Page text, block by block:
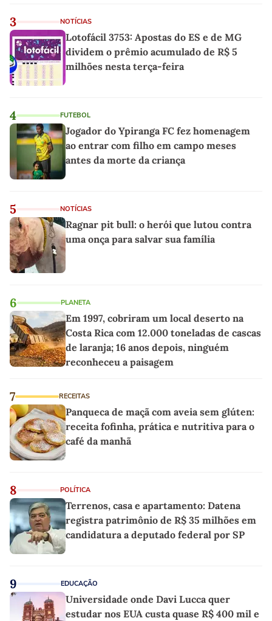
3 NOTÍCIAS
Lotofácil 3753: Apostas do ES e de MG
dividem o prêmio acumulado de R$ 5
milhões nesta terça-feira
4 FUTEBOL
Jogador do Ypiranga FC fez homenagem
ao entrar com filho em campo meses
antes da morte da criança
5 NOTÍCIAS
Ragnar pit bull: o herói que lutou contra
uma onça para salvar sua família
6 PLANETA
Em 1997, cobriram um local deserto na
Costa Rica com 12.000 toneladas de cascas
de laranja; 16 anos depois, ninguém
reconheceu a paisagem
7 RECEITAS
Panqueca de maçã com aveia sem glúten:
receita fofinha, prática e nutritiva para o
café da manhã
8 POLÍTICA
Terrenos, casa e apartamento: Datena
registra patrimônio de R$ 35 milhões em
candidatura a deputado federal por SP
9 EDUCAÇÃO
Universidade onde Davi Lucca quer
estudar nos EUA custa quase R$ 400 mil e